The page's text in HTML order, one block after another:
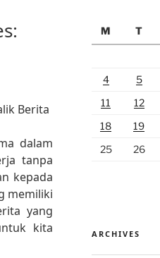
Berita
dalam
tanpa
kepada
memiliki
yang
kita
M
T
4
5
11
12
18
19
25
26
ARCHIVES